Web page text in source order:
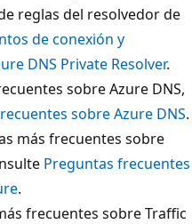
reglas del resolvedor de
de conexión y
DNS Private Resolver.
sobre Azure DNS,
sobre Azure DNS.
más frecuentes sobre
Preguntas frecuentes
.
frecuentes sobre Traffic